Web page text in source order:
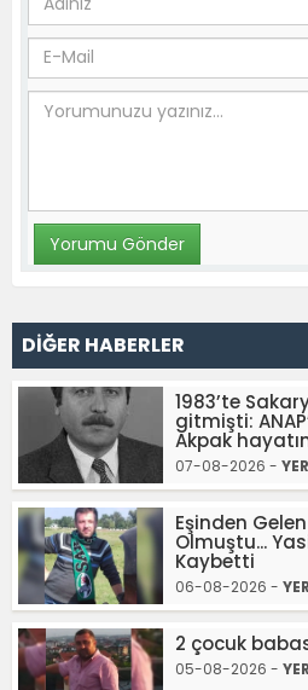
DİĞER HABERLER
1983’te
gitmişti:
Akpak
07-08-2026 -
Eşinden
Olmuştu...
Kaybetti
06-08-2026 -
2 çocuk
05-08-2026 -